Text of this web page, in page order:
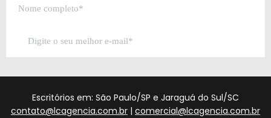
Escritórios em: São Paulo/SP e Jaraguá do Sul/SC
contato@lcagencia.com.br | comercial@lcagencia.com.br